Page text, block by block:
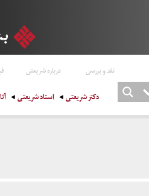
نقد و بررسی درباره شریعتی
دکتر شریعتی استاد شریعتی